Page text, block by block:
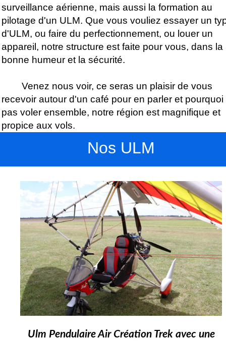
surveillance aérienne, mais aussi la formation au
pilotage d'un ULM. Que vous vouliez essayer un
d'ULM, ou faire du perfectionnement, ou louer un
appareil, notre structure est faite pour vous, dans la
bonne humeur et la sécurité.
Venez nous voir, ce seras un plaisir de vous
recevoir autour d'un café pour en parler et pourquoi
pas voler ensemble, notre région est magnifique et
propice aux vols.
Nos ULM
Ulm Pendulaire Air Création Trek avec une